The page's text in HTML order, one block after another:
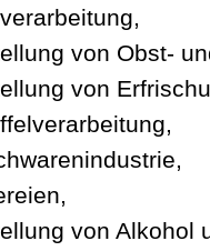
von Obst-
von
von Alkohol